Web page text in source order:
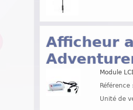
Afficheur
Module
Unité de